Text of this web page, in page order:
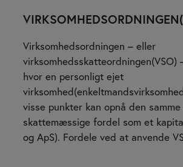
Virksomhedsordningen – eller
virksomhedsskatteordningen(VSO)
hvor en personligt ejet
visse punkter kan opnå den samme
skattemæssige fordel som et
og ApS). Fordele ved at anvende